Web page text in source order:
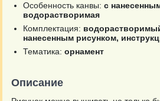
Особенность канвы: с
водорастворимая
Комплектация:
нанесенным рисунком,
Тематика: орнамент
Описание